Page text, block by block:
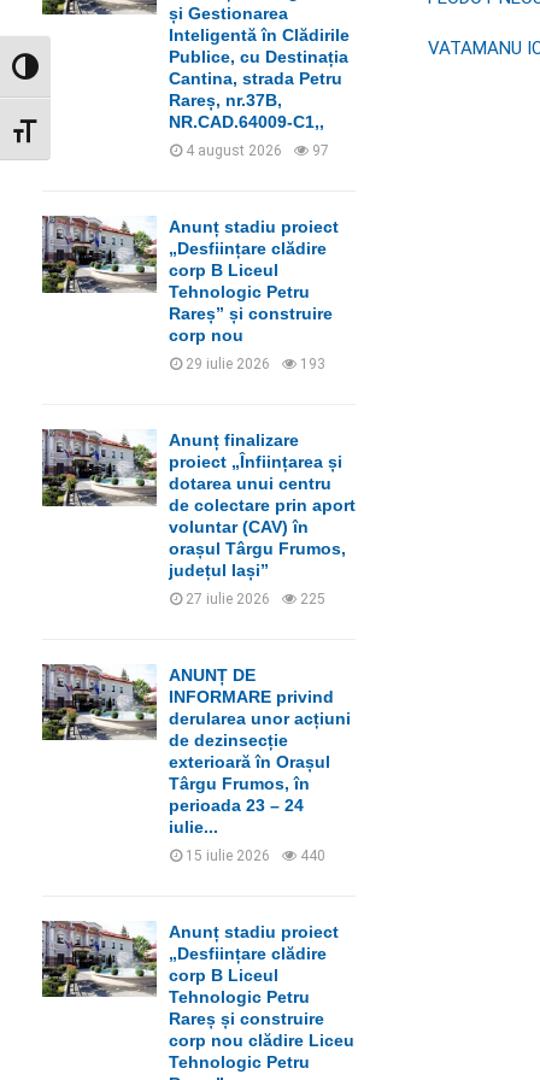
GLISOR NIVEL CONTRAST
GLISOR MĂRIME FONT
VATAMANU
H
și Gestionarea
Inteligentă în Clădirile
Publice, cu Destinația
Cantina, strada Petru
Rareș, nr.37B,
NR.CAD.64009-C1,,
4 august 2026 97
Anunț stadiu proiect
„Desființare clădire
corp B Liceul
Tehnologic Petru
Rareș” și construire
corp nou
29 iulie 2026 193
Anunț finalizare
proiect „Înființarea și
dotarea unui centru
de colectare prin aport
voluntar (CAV) în
orașul Târgu Frumos,
județul Iași”
27 iulie 2026 225
ANUNȚ DE
INFORMARE privind
derularea unor acțiuni
de dezinsecție
exterioară în Orașul
Târgu Frumos, în
perioada 23 – 24
iulie...
15 iulie 2026 440
Anunț stadiu proiect
„Desființare clădire
corp B Liceul
Tehnologic Petru
Rareș și construire
corp nou clădire Liceu
Tehnologic Petru